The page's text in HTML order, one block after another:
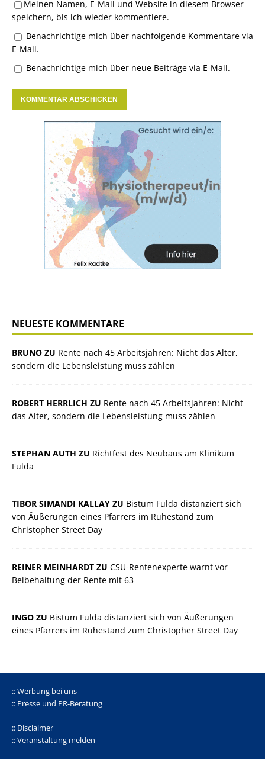
Meinen Namen, E-Mail und Website in diesem Browser
speichern, bis ich wieder kommentiere.
Benachrichtige mich über nachfolgende Kommentare via
E-Mail.
Benachrichtige mich über neue Beiträge via E-Mail.
NEUESTE KOMMENTARE
BRUNO ZU Rente nach 45 Arbeitsjahren: Nicht das Alter,
sondern die Lebensleistung muss zählen
ROBERT HERRLICH ZU Rente nach 45 Arbeitsjahren: Nicht
das Alter, sondern die Lebensleistung muss zählen
STEPHAN AUTH ZU Richtfest des Neubaus am Klinikum
Fulda
TIBOR SIMANDI KALLAY ZU Bistum Fulda distanziert sich
von Äußerungen eines Pfarrers im Ruhestand zum
Christopher Street Day
REINER MEINHARDT ZU CSU-Rentenexperte warnt vor
Beibehaltung der Rente mit 63
INGO ZU Bistum Fulda distanziert sich von Äußerungen
eines Pfarrers im Ruhestand zum Christopher Street Day
:: Werbung bei uns
:: Presse und PR-Beratung
:: Disclaimer
:: Veranstaltung melden